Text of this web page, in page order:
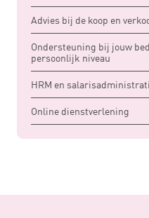
Advies bij de koop en
Ondersteuning bij jouw
persoonlijk niveau
HRM en
Online dienstverlening